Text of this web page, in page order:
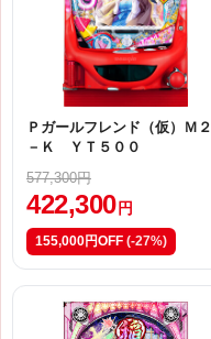
Ｐガールフレンド（仮）Ｍ２
－Ｋ ＹＴ５００
577,300円
422,300 円
155,000円OFF (-27%)